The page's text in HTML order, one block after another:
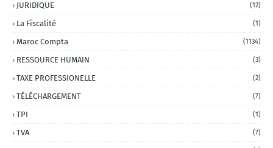
JURIDIQUE (12)
La Fiscalité (1)
Maroc Compta (1134)
RESSOURCE HUMAIN (3)
TAXE PROFESSIONELLE (2)
TÉLÉCHARGEMENT (7)
TPI (1)
TVA (7)